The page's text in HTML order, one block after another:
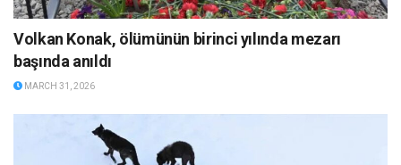
Volkan Konak, ölümünün birinci yılında mezarı
başında anıldı
MARCH 31, 2026